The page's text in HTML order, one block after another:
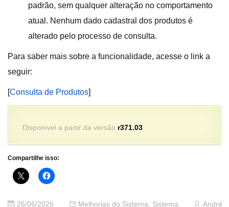
padrão, sem qualquer alteração no comportamento
atual. Nenhum dado cadastral dos produtos é
alterado pelo processo de consulta.
Para saber mais sobre a funcionalidade, acesse o link a
seguir:
[Consulta de Produtos]
Disponível a partir da versão r371.03
Compartilhe isso:
26/06/2026 Melhorias do Sistema Sistema André